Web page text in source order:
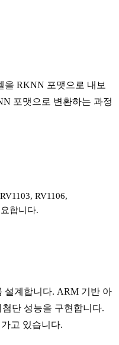
을 RKNN 포맷으로 내보
포맷으로 변환하는 과정
RV1106,
합니다.
설계합니다. ARM 기반 아
단 성능을 구현합니다.
가고 있습니다.